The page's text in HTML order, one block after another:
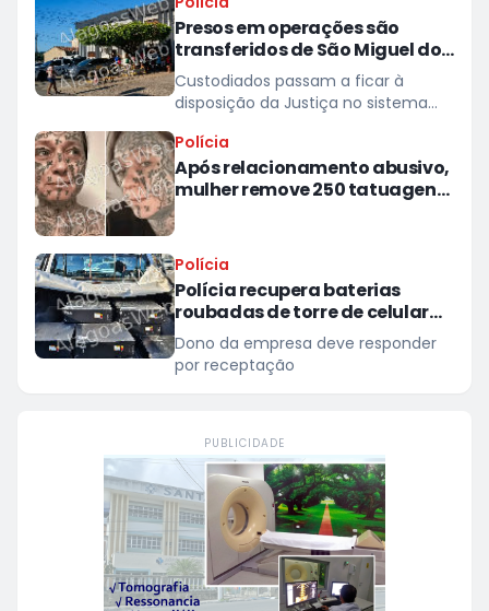
Presos em operações são
transferidos de São Miguel dos
Campos para presídios
Custodiados passam a ficar à
disposição da Justiça no sistema
Polícia
Após relacionamento abusivo,
mulher remove 250 tatuagens
Polícia
Polícia recupera baterias
roubadas de torre de celular
em provedor de internet em
Teotônio Vilela
Dono da empresa deve responder
por receptação
PUBLICIDADE